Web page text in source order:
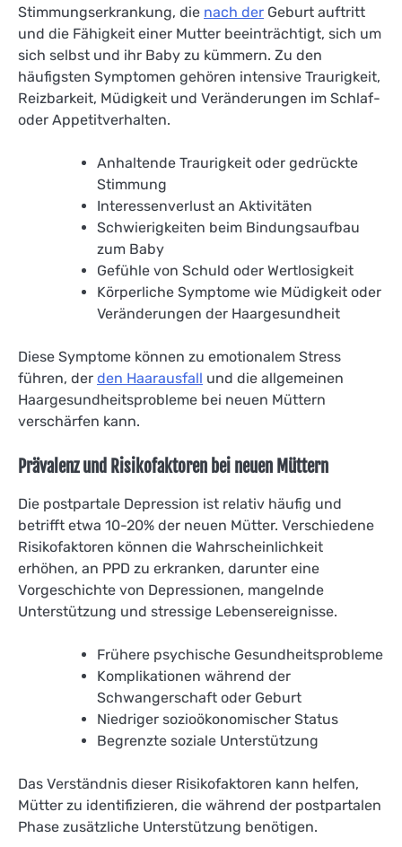
Stimmungserkrankung, die nach der Geburt auftritt
und die Fähigkeit einer Mutter beeinträchtigt, sich um
sich selbst und ihr Baby zu kümmern. Zu den
häufigsten Symptomen gehören intensive Traurigkeit,
Reizbarkeit, Müdigkeit und Veränderungen im Schlaf-
oder Appetitverhalten.
Anhaltende Traurigkeit oder gedrückte
Stimmung
Interessenverlust an Aktivitäten
Schwierigkeiten beim Bindungsaufbau
zum Baby
Gefühle von Schuld oder Wertlosigkeit
Körperliche Symptome wie Müdigkeit oder
Veränderungen der Haargesundheit
Diese Symptome können zu emotionalem Stress
führen, der den Haarausfall und die allgemeinen
Haargesundheitsprobleme bei neuen Müttern
verschärfen kann.
Prävalenz und Risikofaktoren bei neuen Müttern
Die postpartale Depression ist relativ häufig und
betrifft etwa 10-20% der neuen Mütter. Verschiedene
Risikofaktoren können die Wahrscheinlichkeit
erhöhen, an PPD zu erkranken, darunter eine
Vorgeschichte von Depressionen, mangelnde
Unterstützung und stressige Lebensereignisse.
Frühere psychische Gesundheitsprobleme
Komplikationen während der
Schwangerschaft oder Geburt
Niedriger sozioökonomischer Status
Begrenzte soziale Unterstützung
Das Verständnis dieser Risikofaktoren kann helfen,
Mütter zu identifizieren, die während der postpartalen
Phase zusätzliche Unterstützung benötigen.